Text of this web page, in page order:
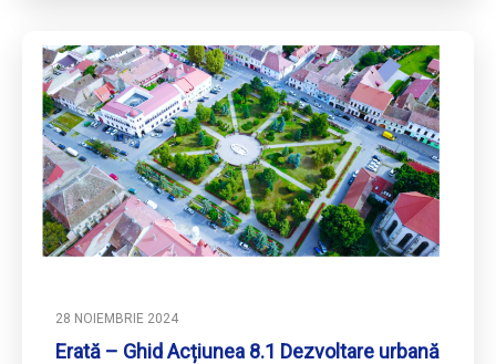
28 NOIEMBRIE 2024
Erată – Ghid Acțiunea 8.1 Dezvoltare urbană